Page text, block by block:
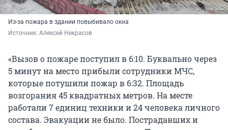
Из-за пожара в здании повыбивало окна
Источник: Алексей Некрасов
«Вызов о пожаре поступил в 6:10. Буквально через
5 минут на место прибыли сотрудники МЧС,
которые потушили пожар в 6:32. Площадь
возгорания 45 квадратных метров. На месте
работали 7 единиц техники и 24 человека личного
состава. Эвакуации не было. Пострадавших и